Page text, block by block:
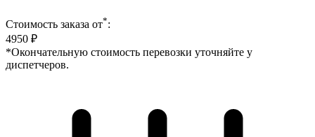
Стоимость заказа от*:
4950 ₽
*Окончательную стоимость перевозки уточняйте у
диспетчеров.